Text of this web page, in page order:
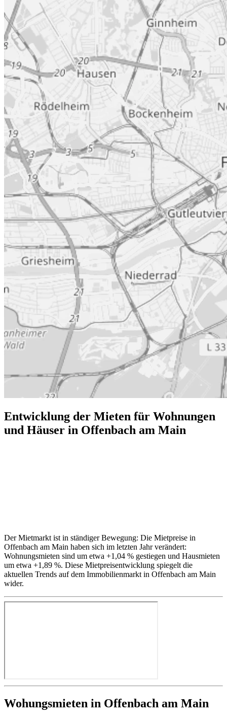
Entwicklung der Mieten für Wohnungen
und Häuser in Offenbach am Main
Der Mietmarkt ist in ständiger Bewegung: Die Mietpreise in
Offenbach am Main haben sich im letzten Jahr verändert:
Wohnungsmieten sind um etwa +1,04 % gestiegen und Hausmieten
um etwa +1,89 %. Diese Mietpreisentwicklung spiegelt die
aktuellen Trends auf dem Immobilienmarkt in Offenbach am Main
wider.
Wohungsmieten in Offenbach am Main